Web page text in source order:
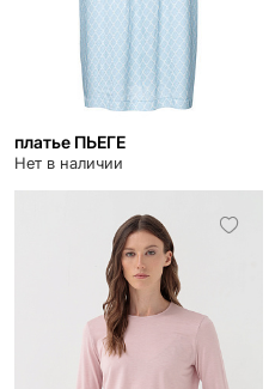
платье ПЬЕГЕ
Нет в наличии